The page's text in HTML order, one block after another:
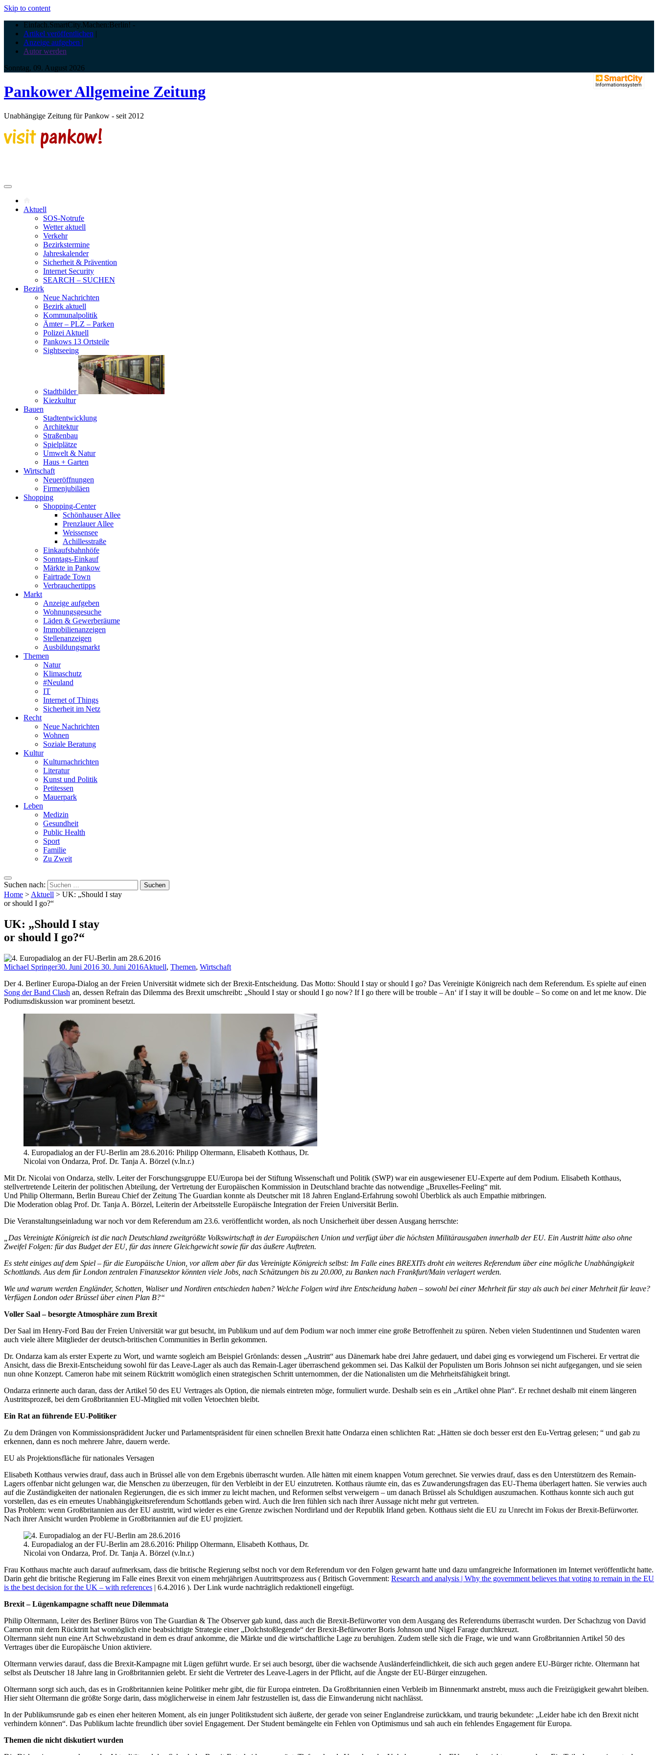
Skip to content
Einfach.SmartCity.Machen:Berlin! -
Artikel veröffentlichen |
Anzeige aufgeben |
Autor werden
Sonntag, 09. August 2026
Pankower Allgemeine Zeitung
Unabhängige Zeitung für Pankow - seit 2012
Aktuell
SOS-Notrufe
Wetter aktuell
Verkehr
Bezirkstermine
Jahreskalender
Sicherheit & Prävention
Internet Security
SEARCH – SUCHEN
Bezirk
Neue Nachrichten
Bezirk aktuell
Kommunalpolitik
Ämter – PLZ – Parken
Polizei Aktuell
Pankows 13 Ortsteile
Sightseeing
Stadtbilder
Kiezkultur
Bauen
Stadtentwicklung
Architektur
Straßenbau
Spielplätze
Umwelt & Natur
Haus + Garten
Wirtschaft
Neueröffnungen
Firmenjubiläen
Shopping
Shopping-Center
Schönhauser Allee
Prenzlauer Allee
Weissensee
Achillesstraße
Einkaufsbahnhöfe
Sonntags-Einkauf
Märkte in Pankow
Fairtrade Town
Verbrauchertipps
Markt
Anzeige aufgeben
Wohnungsgesuche
Läden & Gewerberäume
Immobilienanzeigen
Stellenanzeigen
Ausbildungsmarkt
Themen
Natur
Klimaschutz
#Neuland
IT
Internet of Things
Sicherheit im Netz
Recht
Neue Nachrichten
Wohnen
Soziale Beratung
Kultur
Kulturnachrichten
Literatur
Kunst und Politik
Petitessen
Mauerpark
Leben
Medizin
Gesundheit
Public Health
Sport
Familie
Zu Zweit
Suchen nach:
Home >Aktuell > UK: „Should I stay
or should I go?“
UK: „Should I stay
or should I go?“
Michael Springer30. Juni 2016 30. Juni 2016Aktuell, Themen, Wirtschaft
Der 4. Berliner Europa-Dialog an der Freien Universität widmete sich der Brexit-Entscheidung. Das Motto: Should I stay or should I go? Das Vereinigte Königreich nach dem Referendum. Es spielte auf einen
Song der Band Clash an, dessen Refrain das Dilemma des Brexit umschreibt: „Should I stay or should I go now? If I go there will be trouble – An‘ if I stay it will be double – So come on and let me know. Die
Podiumsdiskussion war prominent besetzt.
4. Europadialog an der FU-Berlin am 28.6.2016: Philipp Oltermann, Elisabeth Kotthaus, Dr.
Nicolai von Ondarza, Prof. Dr. Tanja A. Börzel (v.ln.r.)
Mit Dr. Nicolai von Ondarza, stellv. Leiter der Forschungsgruppe EU/Europa bei der Stiftung Wissenschaft und Politik (SWP) war ein ausgewiesener EU-Experte auf dem Podium. Elisabeth Kotthaus,
stellvertretende Leiterin der politischen Abteilung, der Vertretung der Europäischen Kommission in Deutschland brachte das notwendige „Bruxelles-Feeling“ mit.
Und Philip Oltermann, Berlin Bureau Chief der Zeitung The Guardian konnte als Deutscher mit 18 Jahren England-Erfahrung sowohl Überblick als auch Empathie mitbringen.
Die Moderation oblag Prof. Dr. Tanja A. Börzel, Leiterin der Arbeitsstelle Europäische Integration der Freien Universität Berlin.
Die Veranstaltungseinladung war noch vor dem Referendum am 23.6. veröffentlicht worden, als noch Unsicherheit über dessen Ausgang herrschte:
„Das Vereinigte Königreich ist die nach Deutschland zweitgrößte Volkswirtschaft in der Europäischen Union und verfügt über die höchsten Militärausgaben innerhalb der EU. Ein Austritt hätte also ohne
Zweifel Folgen: für das Budget der EU, für das innere Gleichgewicht sowie für das äußere Auftreten.
Es steht einiges auf dem Spiel – für die Europäische Union, vor allem aber für das Vereinigte Königreich selbst: Im Falle eines BREXITs droht ein weiteres Referendum über eine mögliche Unabhängigkeit
Schottlands. Aus dem für London zentralen Finanzsektor könnten viele Jobs, nach Schätzungen bis zu 20.000, zu Banken nach Frankfurt/Main verlagert werden.
Wie und warum werden Engländer, Schotten, Waliser und Nordiren entschieden haben? Welche Folgen wird ihre Entscheidung haben – sowohl bei einer Mehrheit für stay als auch bei einer Mehrheit für leave?
Verfügen London oder Brüssel über einen Plan B?“
Voller Saal – besorgte Atmosphäre zum Brexit
Der Saal im Henry-Ford Bau der Freien Universität war gut besucht, im Publikum und auf dem Podium war noch immer eine große Betroffenheit zu spüren. Neben vielen Studentinnen und Studenten waren
auch viele ältere Mitglieder der deutsch-britischen Communities in Berlin gekommen.
Dr. Ondarza kam als erster Experte zu Wort, und warnte sogleich am Beispiel Grönlands: dessen „Austritt“ aus Dänemark habe drei Jahre gedauert, und dabei ging es vorwiegend um Fischerei. Er vertrat die
Ansicht, dass die Brexit-Entscheidung sowohl für das Leave-Lager als auch das Remain-Lager überraschend gekommen sei. Das Kalkül der Populisten um Boris Johnson sei nicht aufgegangen, und sie seien
nun ohne Konzept. Cameron habe mit seinem Rücktritt womöglich einen strategischen Schritt unternommen, der die Nationalisten um die Mehrheitsfähigkeit bringt.
Ondarza erinnerte auch daran, dass der Artikel 50 des EU Vertrages als Option, die niemals eintreten möge, formuliert wurde. Deshalb sein es ein „Artikel ohne Plan“. Er rechnet deshalb mit einem längeren
Austrittsprozeß, bei dem Großbritannien EU-Mitglied mit vollen Vetoechten bleibt.
Ein Rat an führende EU-Politiker
Zu dem Drängen von Kommissionsprädident Jucker und Parlamentspräsident für einen schnellen Brexit hatte Ondarza einen schlichten Rat: „Hätten sie doch besser erst den Eu-Vertrag gelesen; “ und gab zu
erkennen, dann es noch mehrere Jahre, dauern werde.
EU als Projektionsfläche für nationales Versagen
Elisabeth Kotthaus verwies drauf, dass auch in Brüssel alle von dem Ergebnis überrascht wurden. Alle hätten mit einem knappen Votum gerechnet. Sie verwies drauf, dass es den Unterstützern des Remain-
Lagers offenbar nicht gelungen war, die Menschen zu überzeugen, für den Verbleibt in der EU einzutreten. Kotthaus räumte ein, das es Zuwanderungsfragen das EU-Thema überlagert hatten. Sie verwies auch
auf die Zuständigkeiten der nationalen Regierungen, die es sich immer zu leicht machen, und Reformen selbst verweigern – um danach Brüssel als Schuldigen auszumachen. Kotthaus konnte sich auch gut
vorstellen, das es ein erneutes Unabhängigkeitsreferendum Schottlands geben wird. Auch die Iren fühlen sich nach ihrer Aussage nicht mehr gut vertreten.
Das Problem: wenn Großbritannien aus der EU austritt, wird wieder es eine Grenze zwischen Nordirland und der Republik Irland geben. Kotthaus sieht die EU zu Unrecht im Fokus der Brexit-Befürworter.
Nach ihrer Ansicht wurden Probleme in Großbritannien auf die EU projiziert.
4. Europadialog an der FU-Berlin am 28.6.2016: Philipp Oltermann, Elisabeth Kotthaus, Dr.
Nicolai von Ondarza, Prof. Dr. Tanja A. Börzel (v.ln.r.)
Frau Kotthaus machte auch darauf aufmerksam, dass die britische Regierung selbst noch vor dem Referendum vor den Folgen gewarnt hatte und dazu umfangreiche Informationen im Internet veröffentlicht hatte.
Darin geht die britische Regierung im Falle eines Brexit von einem mehrjährigen Auutrittsprozess aus ( Britisch Government: Research and analysis | Why the government believes that voting to remain in the EU
is the best decision for the UK – with references | 6.4.2016 ). Der Link wurde nachträglich redaktionell eingefügt.
Brexit – Lügenkampagne schafft neue Dilemmata
Philip Oltermann, Leiter des Berliner Büros von The Guardian & The Observer gab kund, dass auch die Brexit-Befürworter von dem Ausgang des Referendums überrascht wurden. Der Schachzug von David
Cameron mit dem Rücktritt hat womöglich eine beabsichtigte Strategie einer „Dolchstoßlegende“ der Brexit-Befürworter Boris Johnson und Nigel Farage durchkreuzt.
Oltermann sieht nun eine Art Schwebzustand in dem es drauf ankomme, die Märkte und die wirtschaftliche Lage zu beruhigen. Zudem stelle sich die Frage, wie und wann Großbritannien Artikel 50 des
Vertrages über die Europäische Union aktiviere.
Oltermann verwies darauf, dass die Brexit-Kampagne mit Lügen geführt wurde. Er sei auch besorgt, über die wachsende Ausländerfeindlichkeit, die sich auch gegen andere EU-Bürger richte. Oltermann hat
selbst als Deutscher 18 Jahre lang in Großbritannien gelebt. Er sieht die Vertreter des Leave-Lagers in der Pflicht, auf die Ängste der EU-Bürger einzugehen.
Oltermann sorgt sich auch, das es in Großbritannien keine Politiker mehr gibt, die für Europa eintreten. Da Großbritannien einen Verbleib im Binnenmarkt anstrebt, muss auch die Freizügigkeit gewahrt bleiben.
Hier sieht Oltermann die größte Sorge darin, dass möglicherweise in einem Jahr festzustellen ist, dass die Einwanderung nicht nachlässt.
In der Publikumsrunde gab es einen eher heiteren Moment, als ein junger Politikstudent sich äußerte, der gerade von seiner Englandreise zurückkam, und traurig bekundete: „Leider habe ich den Brexit nicht
verhindern können“. Das Publikum lachte freundlich über soviel Engagement. Der Student bemängelte ein Fehlen von Optimismus und sah auch ein fehlendes Engagement für Europa.
Themen die nicht diskutiert wurden